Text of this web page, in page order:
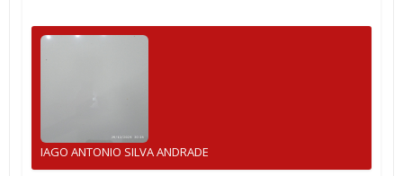
IAGO ANTONIO SILVA ANDRADE